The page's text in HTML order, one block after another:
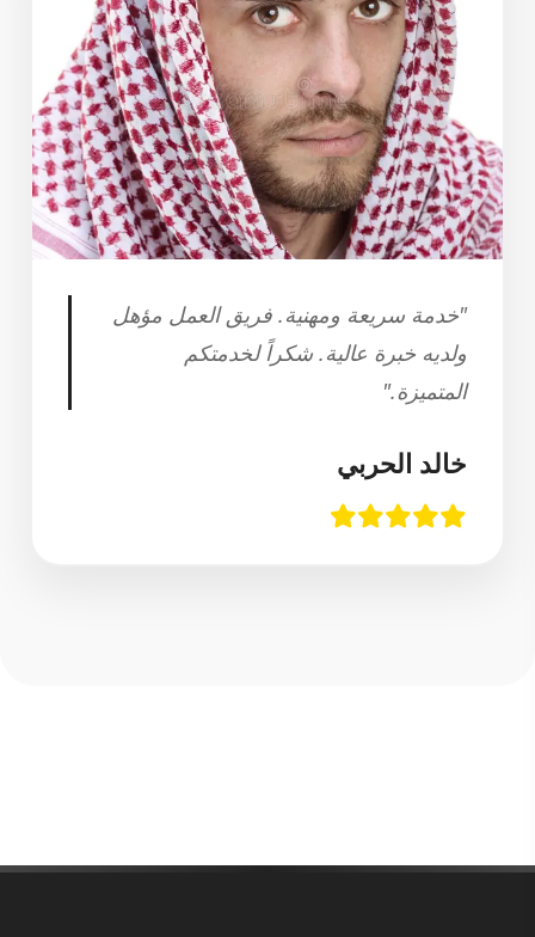
"خدمة سريعة ومهنية. فريق العمل مؤهل
ولديه خبرة عالية. شكراً لخدمتكم
المتميزة."
خالد الحربي